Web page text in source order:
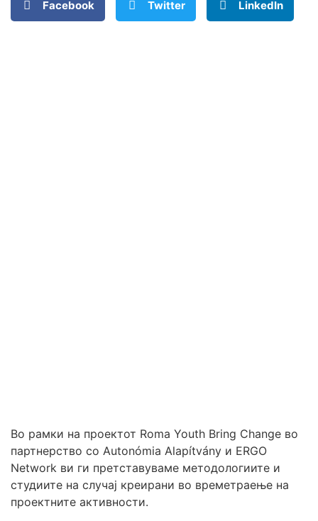
Facebook Twitter LinkedIn
Во рамки на проектот Roma Youth Bring Change во
партнерство со Autonómia Alapítvány и ERGO
Network ви ги претставуваме методологиите и
студиите на случај креирани во времетраење на
проектните активности.